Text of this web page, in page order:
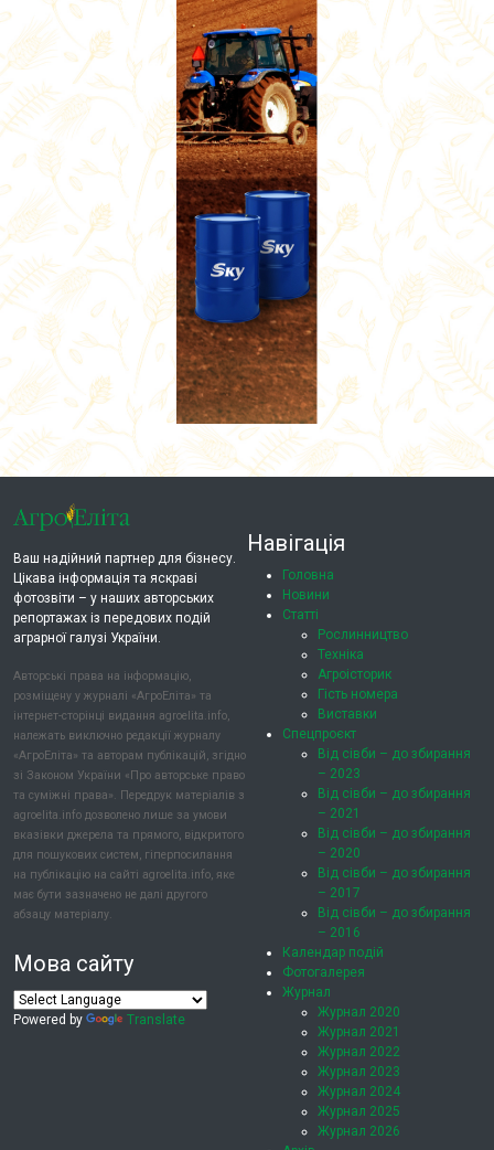
Ваш надійний партнер для бізнесу.
Цікава інформація та яскраві
фотозвіти – у наших авторських
репортажах із передових подій
аграрної галузі України.
Авторські права на інформацію,
розміщену у журналі «АгроЕліта» та
інтернет-сторінці видання agroelita.info,
належать виключно редакції журналу
«АгроЕліта» та авторам публікацій, згідно
зі Законом України «Про авторське право
та суміжні права». Передрук матеріалів з
agroelita.info дозволено лише за умови
вказівки джерела та прямого, відкритого
для пошукових систем, гіперпосилання
на публікацію на сайті agroelita.info, яке
має бути зазначено не далі другого
абзацу матеріалу.
Мова сайту
Powered by Translate
Навігація
Головна
Новини
Статті
Рослинництво
Техніка
Агроісторик
Гість номера
Виставки
Спецпроєкт
Від сівби – до збирання
– 2023
Від сівби – до збирання
– 2021
Від сівби – до збирання
– 2020
Від сівби – до збирання
– 2017
Від сівби – до збирання
– 2016
Календар подій
Фотогалерея
Журнал
Журнал 2020
Журнал 2021
Журнал 2022
Журнал 2023
Журнал 2024
Журнал 2025
Журнал 2026